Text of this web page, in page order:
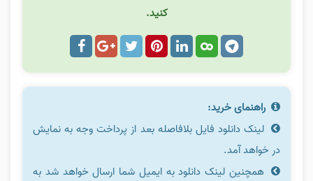
کنید.
راهنمای خرید:
لینک دانلود فایل بلافاصله بعد از پرداخت وجه به نمایش
در خواهد آمد.
همچنین لینک دانلود به ایمیل شما ارسال خواهد شد به